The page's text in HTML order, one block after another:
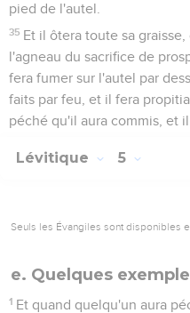
pied de l'autel.
35 Et il ôtera toute sa
l'agneau du sacrifice de
fera fumer sur l'autel par
faits par feu, et il fera
péché qu'il aura commis, et
Lévitique 5
Seuls les Évangiles sont disponibles
e. Quelques
1 Et quand quelqu'un aura